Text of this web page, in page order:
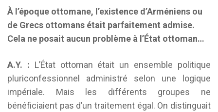
À l’époque ottomane, l’existence d’Arméniens ou
de Grecs ottomans était parfaitement admise.
Cela ne posait aucun problème à l’État ottoman…
A.Y. : L’État ottoman était un ensemble politique
pluriconfessionnel administré selon une logique
impériale. Mais les différents groupes ne
bénéficiaient pas d’un traitement égal. On distinguait